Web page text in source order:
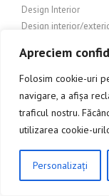
Apreciem
Folosim cookie-uri
navigare, a afișa
traficul nostru.
utilizarea cookie-
Personalizați
Design Interior
Design interior/
Design și Arhitectură
Design și arhitectură
Design și Estetică
Design și Publicitate
Diverse
CLICK AICI